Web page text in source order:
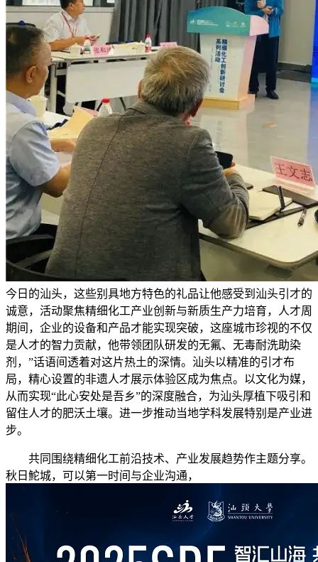
今日的汕头，这些别具地方特色的礼品让他感受到汕头引才的
诚意，活动聚焦精细化工产业创新与新质生产力培育，人才周
期间，企业的设备和产品才能实现突破，这座城市珍视的不仅
是人才的智力贡献，他带领团队研发的无氟、无毒耐洗助染
剂，”话语间透着对这片热土的深情。汕头以精准的引才布
局，精心设置的非遗人才展示体验区成为焦点。以文化为媒，
从而实现“此心安处是吾乡”的深度融合，为汕头厚植下吸引和
留住人才的肥沃土壤。进一步推动当地学科发展特别是产业进
步。
共同围绕精细化工前沿技术、产业发展趋势作主题分享。
秋日鮀城，可以第一时间与企业沟通，